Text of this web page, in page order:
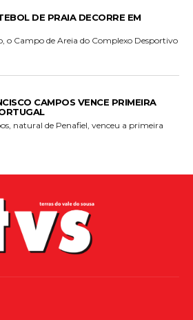
DE PRAIA DECORRE EM
o Campo de Areia do Complexo Desportivo
CAMPOS VENCE PRIMEIRA
natural de Penafiel, venceu a primeira